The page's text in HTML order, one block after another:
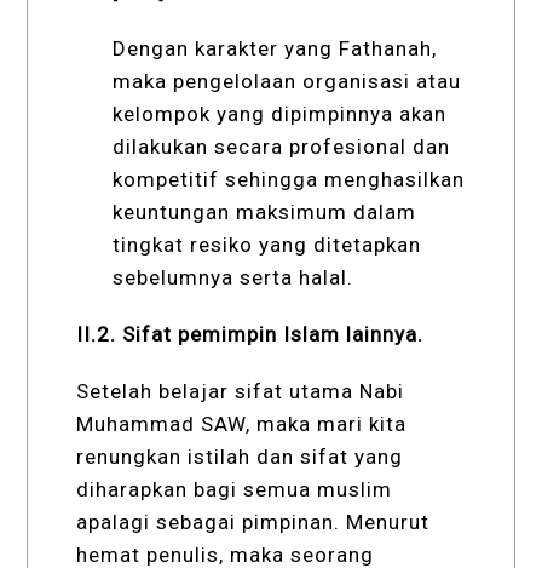
Dengan karakter yang Fathanah,
maka pengelolaan organisasi atau
kelompok yang dipimpinnya akan
dilakukan secara profesional dan
kompetitif sehingga menghasilkan
keuntungan maksimum dalam
tingkat resiko yang ditetapkan
sebelumnya serta halal.
II.2. Sifat pemimpin Islam lainnya.
Setelah belajar sifat utama Nabi
Muhammad SAW, maka mari kita
renungkan istilah dan sifat yang
diharapkan bagi semua muslim
apalagi sebagai pimpinan. Menurut
hemat penulis, maka seorang